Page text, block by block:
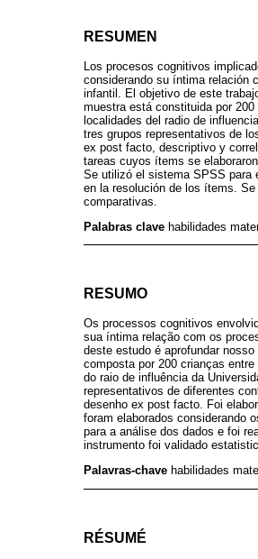
RESUMEN
Los procesos cognitivos
considerando su íntima relación
infantil. El objetivo de este
muestra está constituida por
localidades del radio de
tres grupos representativos de
ex post facto, descriptivo y
tareas cuyos ítems se
Se utilizó el sistema SPSS para
en la resolución de los ítems.
comparativas.
Palabras clave habilidades
RESUMO
Os processos cognitivos
sua íntima relação com os
deste estudo é aprofundar
composta por 200 crianças
do raio de influência da
representativos de diferentes
desenho ex post facto. Foi
foram elaborados considerando
para a análise dos dados e foi
instrumento foi validado
Palavras-chave habilidades
RÉSUMÉ